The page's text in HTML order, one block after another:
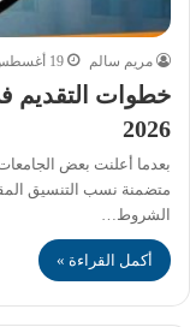
مريم سالم 19 أغسطس، 2025
2026
بعدما أعلنت بعض
متضمنة نسب التنسيق
الشروط…
أكمل القراءة »